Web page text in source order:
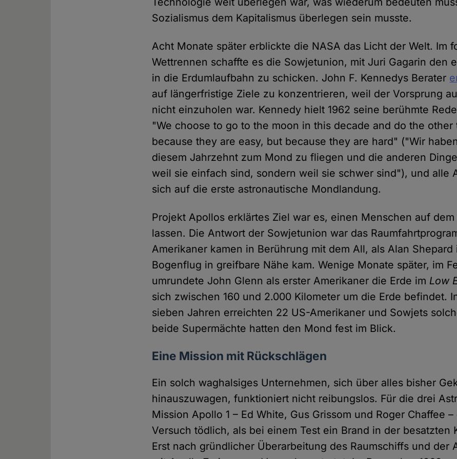
Sozialismus dem Kapitalismus überlegen sein musste.
Acht Monate später erblickte die NASA das Licht der Welt. Im
Wettrennen schaffte es die Sowjetunion, mit Juri Gagarin den
in die Erdumlaufbahn zu schicken. John F. Kennedys Berater
auf längerfristige Ziele zu konzentrieren, weil der Vorsprung
nicht einzuholen war. Kennedy hielt 1962 seine berühmte
"We choose to go to the moon in this decade and do the other
because they are easy, but because they are hard" ("Wir
diesem Jahrzehnt zum Mond zu fliegen und die anderen
weil sie einfach sind, sondern weil sie schwer sind"), und alle
sich auf die erste astronautische Mondlandung.
Projekt Apollos erklärtes Ziel war es, einen Menschen auf
lassen. Die Antwort der Sowjetunion war das
Amerikaner kamen in Berührung mit dem All, als Alan
Bogenflug in greifbare Nähe kam. Wenige Monate später, im
umrundete John Glenn als erster Amerikaner die Erde im Low
sich zwischen 160 und 2.000 Kilometer um die Erde befindet.
sieben Jahren erreichten 22 US-Amerikaner und Sowjets
beide Supermächte hatten den Mond fest im Blick.
Eine Mission mit Rückschlägen
Ein solch waghalsiges Unternehmen, sich über alles bisher
hinauszuwagen, funktioniert nicht reibungslos. Für die drei
Mission Apollo 1 – Ed White, Gus Grissom und Roger Chaffee
Versuch tödlich, als bei einem Test ein Brand in der besatzten
Erst nach gründlicher Überarbeitung des Raumschiffs und der